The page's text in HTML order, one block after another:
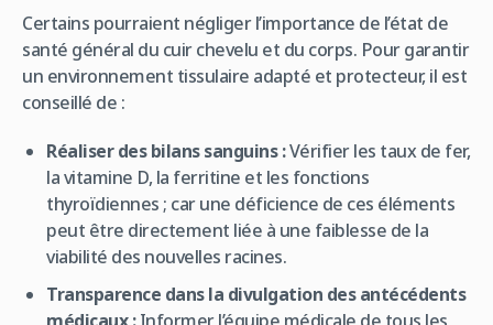
Certains pourraient négliger l’importance de l’état de
santé général du cuir chevelu et du corps. Pour garantir
un environnement tissulaire adapté et protecteur, il est
conseillé de :
Réaliser des bilans sanguins :Vérifier les taux de fer,
la vitamine D, la ferritine et les fonctions
thyroïdiennes ; car une déficience de ces éléments
peut être directement liée à une faiblesse de la
viabilité des nouvelles racines.
Transparence dans la divulgation des antécédents
médicaux :Informer l’équipe médicale de tous les